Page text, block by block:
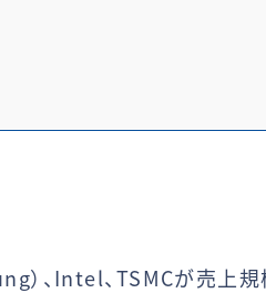
Intel、TSMCが売上規